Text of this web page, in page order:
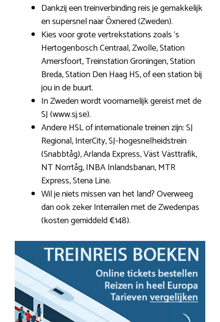
Dankzij een treinverbinding reis je gemakkelijk
en supersnel naar Öxnered (Zweden).
Kies voor grote vertrekstations zoals ‘s
Hertogenbosch Centraal, Zwolle, Station
Amersfoort, Treinstation Groningen, Station
Breda, Station Den Haag HS, of een station bij
jou in de buurt.
In Zweden wordt voornamelijk gereist met de
SJ (www.sj.se).
Andere HSL of internationale treinen zijn: SJ
Regional, InterCity, SJ-hogesnelheidstrein
(Snabbtåg), Arlanda Express, Väst Västtrafik,
NT Norrtåg, INBA Inlandsbanan, MTR
Express, Stena Line.
Wil je niets missen van het land? Overweeg
dan ook zeker Interrailen met de Zwedenpas
(kosten gemiddeld €148).